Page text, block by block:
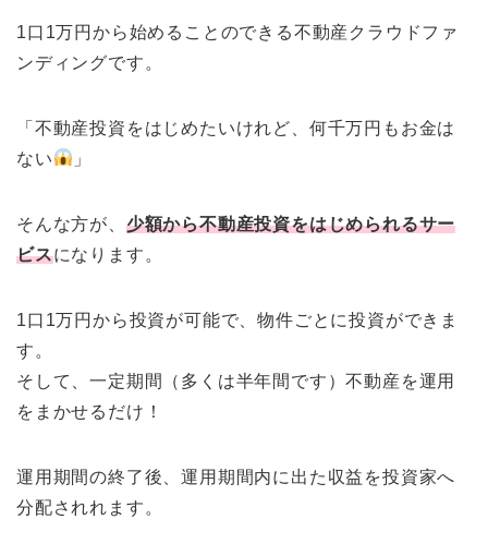
1口1万円から始めることのできる不動産クラウドファ
ンディングです。
「不動産投資をはじめたいけれど、何千万円もお金は
ない
」
そんな方が、 少額から不動産投資をはじめられるサー
ビスになります。
1口1万円から投資が可能で、物件ごとに投資ができま
す。
そして、一定期間（多くは半年間です）不動産を運用
をまかせるだけ！
運用期間の終了後、運用期間内に出た収益を投資家へ
分配されれます。